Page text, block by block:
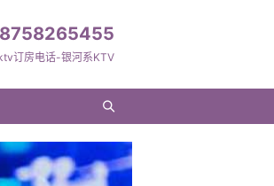
订房电话-银河系KTV